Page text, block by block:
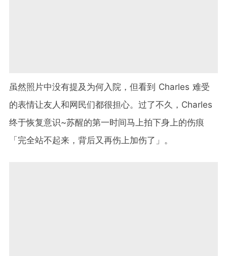
虽然照片中没有提及为何入院，但看到 Charles 难受
的表情让友人和网民们都很担心。过了不久，Charles
终于恢复意识~苏醒的第一时间马上拍下身上的伤痕
「完全站不起来，背后又再伤上加伤了」。